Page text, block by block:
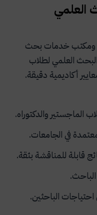
العلمي
ومكتب خدمات بحث
العلمي لطلاب
أكاديمية دقيقة.
الماجستير والدكتوراه.
في الجامعات.
قابلة للمناقشة بثقة.
الباحثين.